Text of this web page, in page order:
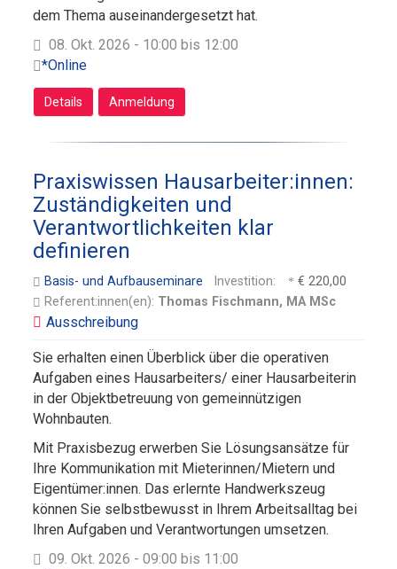
dem Thema auseinandergesetzt hat.
08. Okt. 2026 - 10:00 bis 12:00
*Online
Details Anmeldung
Praxiswissen Hausarbeiter:innen:
Zuständigkeiten und
Verantwortlichkeiten klar
definieren
Basis- und Aufbauseminare Investition:
€ 220,00
Referent:innen(en): Thomas Fischmann, MA MSc
Sie erhalten einen Überblick über die operativen
Aufgaben eines Hausarbeiters/ einer Hausarbeiterin
in der Objektbetreuung von gemeinnützigen
Wohnbauten.
Mit Praxisbezug erwerben Sie Lösungsansätze für
Ihre Kommunikation mit Mieterinnen/Mietern und
Eigentümer:innen. Das erlernte Handwerkszeug
können Sie selbstbewusst in Ihrem Arbeitsalltag bei
Ihren Aufgaben und Verantwortungen umsetzen.
09. Okt. 2026 - 09:00 bis 11:00